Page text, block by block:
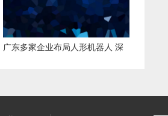
广东多家企业布局人形机器人 深